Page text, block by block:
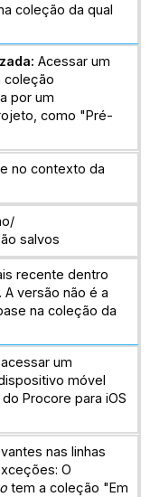
coleção da qual
Acessar um
coleção
por um
como "Pré-
no contexto da
salvos
recente dentro
versão não é a
na coleção da
acessar um
móvel
Procore para iOS
nas linhas
O
tem a coleção "Em